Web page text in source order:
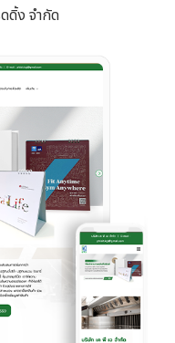
ดิ้ง จำกัด